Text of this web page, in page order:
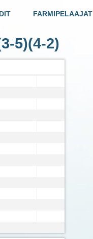
FARMIPELAAJAT
5)(4-2)